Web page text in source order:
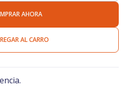
AL CARRO
AHORA